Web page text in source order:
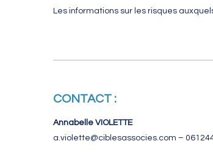
Les informations sur les risques
CONTACT :
Annabelle VIOLETTE
a.violette@ciblesassocies.com –